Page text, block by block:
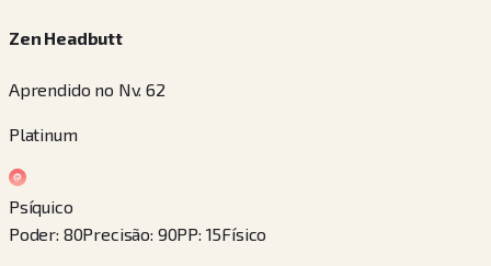
Zen Headbutt
Aprendido no Nv. 62
Platinum
Psíquico
Poder: 80Precisão: 90PP: 15Físico